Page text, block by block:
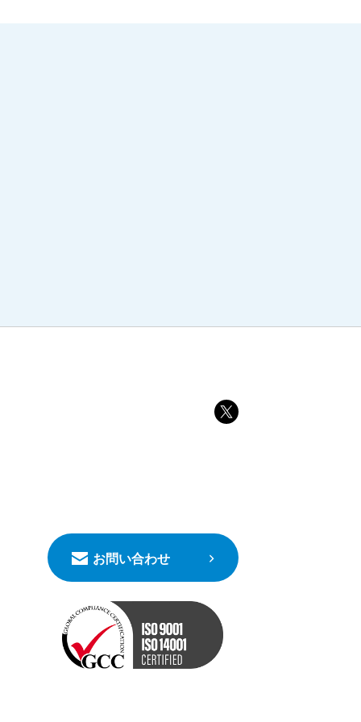
お問い合わせ